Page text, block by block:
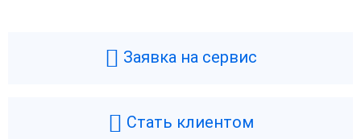
Заявка на сервис
Стать клиентом